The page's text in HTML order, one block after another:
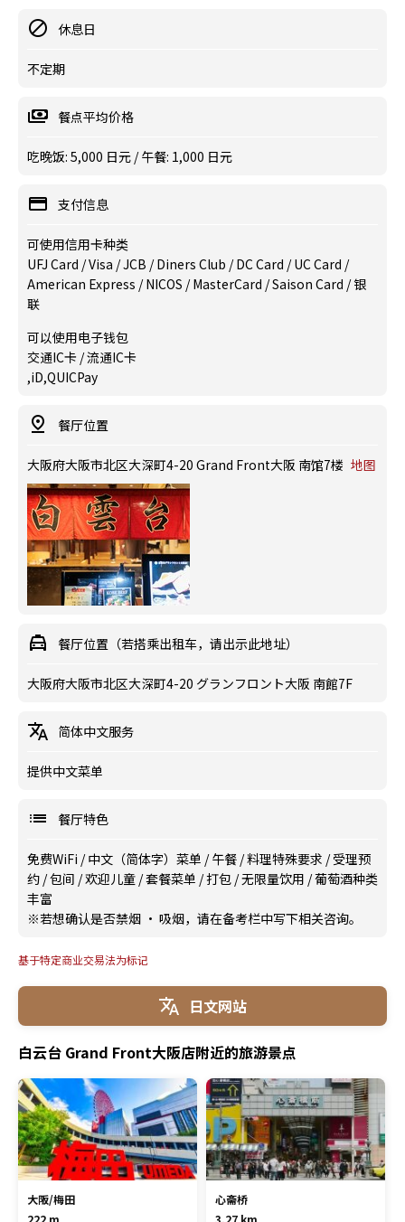
休息日
不定期
餐点平均价格
吃晚饭: 5,000 日元 / 午餐: 1,000 日元
支付信息
可使用信用卡种类
UFJ Card / Visa / JCB / Diners Club / DC Card / UC Card /
American Express / NICOS / MasterCard / Saison Card / 银
联
可以使用电子钱包
交通IC卡 / 流通IC卡
,iD,QUICPay
餐厅位置
大阪府大阪市北区大深町4-20 Grand Front大阪 南馆7楼 地图
餐厅位置（若搭乘出租车，请出示此地址）
大阪府大阪市北区大深町4-20 グランフロント大阪 南館7F
简体中文服务
提供中文菜单
餐厅特色
免费WiFi /中文（简体字）菜单 /午餐 /料理特殊要求 /受理预
约 /包间 /欢迎儿童 /套餐菜单 /打包 /无限量饮用 /葡萄酒种类
丰富
※若想确认是否禁烟 · 吸烟，请在备考栏中写下相关咨询。
基于特定商业交易法为标记
日文网站
白云台 Grand Front大阪店附近的旅游景点
大阪/梅田
222 m
心斋桥
3.27 km